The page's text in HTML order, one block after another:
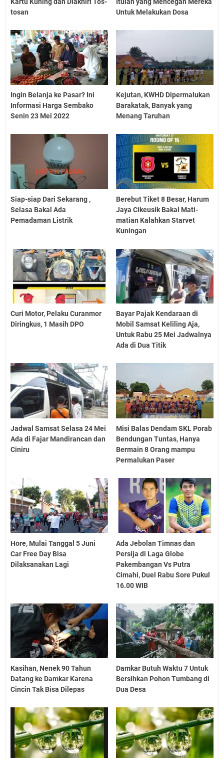
tosan
Untuk Melakukan Dosa
Ingin Belanja ke Pasar? Ini
Informasi Harga Sembako
Senin 23 Mei 2022
Kejutan, KWHD Dipermalukan
Barakatak, Banyak yang
Menang Taruhan
Siap-siap Dari Sekarang ,
Selasa Bakal Ada
Pemadaman Listrik
Berebut Tiket 8 Besar, Harum
Jaya Cikeusik Bakal Mati-
matian Kalahkan Starvet
Kuningan
Curi Motor, Pelaku Curanmor
Diringkus, 1 Masih DPO
Bayar Pajak Kendaraan di
Mobil Samsat Keliling Aja,
Untuk Rabu 25 Mei Jadwalnya
Ada di Dua Titik
Jadwal Samsat Selasa 24 Mei
Ada di Fajar Mandirancan dan
Ciniru
Misi Balas Dendam SKL Porab
Bendungan Tuntas, Hanya
Bermain 8 Orang mampu
Permalukan Paser
Hore, Mulai Tanggal 5 Juni
Car Free Day Bisa
Dilaksanakan Lagi
Ada Jebolan Timnas dan
Persija di Laga Globe
Pakembangan Vs Putra
Cimahi, Duel Rabu Sore Pukul
16.00 WIB
Kasihan, Nenek 90 Tahun
Datang ke Damkar Karena
Cincin Tak Bisa Dilepas
Damkar Butuh Waktu 7 Untuk
Bersihkan Pohon Tumbang di
Dua Desa